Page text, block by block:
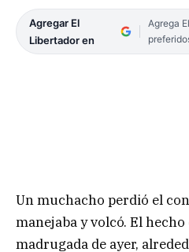
Agregar El
Libertador en
Agrega
Un muchacho perdió el
manejaba y volcó. El
madrugada de ayer,